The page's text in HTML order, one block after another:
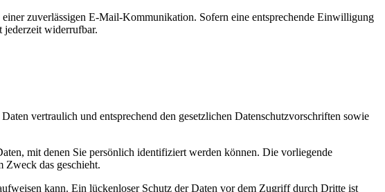
zuverlässigen E-Mail-Kommunikation. Sofern eine entsprechende Einwilligung
widerrufbar.
vertraulich und entsprechend den gesetzlichen Datenschutzvorschriften sowie
mit denen Sie persönlich identifiziert werden können. Die vorliegende
Zweck das geschieht.
kann. Ein lückenloser Schutz der Daten vor dem Zugriff durch Dritte ist